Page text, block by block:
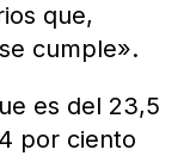
que,
cumple».
es del 23,5
por ciento